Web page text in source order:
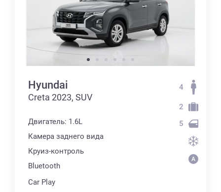
Hyundai
Creta 2023, SUV
Двигатель: 1.6L
Камера заднего вида
Круиз-контроль
Bluetooth
Car Play
4
2
5